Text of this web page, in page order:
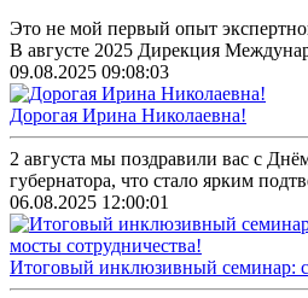
Это не мой первый опыт
В августе 2025 Дирекция
09.08.2025 09:08:03
Дорогая Ирина Николаевна!
2 августа мы поздравили вас с
губернатора, что стало ярким
06.08.2025 12:00:01
Итоговый инклюзивный семинар: